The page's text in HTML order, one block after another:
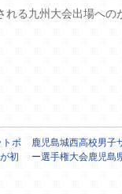
る九州大会出場への
ボ
初
鹿児島城西高校男子
ー選手権大会鹿児島